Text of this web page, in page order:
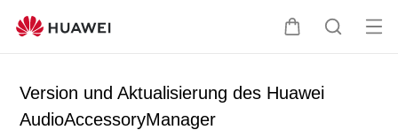
W
e
S
h
Me
Version und Aktualisierung des Huawei
AudioAccessoryManager